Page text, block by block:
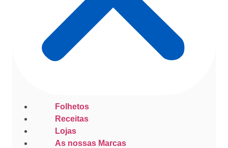
Folhetos
Receitas
Lojas
As nossas Marcas